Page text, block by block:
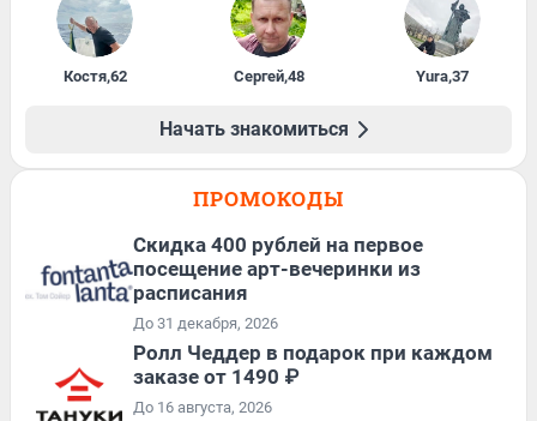
Костя,62 Сергей,48 Yura,37
Начать знакомиться
ПРОМОКОДЫ
Cкидка 400 рублей на первое
посещение арт-вечеринки из
расписания
До 31 декабря, 2026
Ролл Чеддер в подарок при каждом
заказе от 1490 ₽
До 16 августа, 2026